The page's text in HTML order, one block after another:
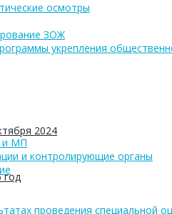
2024
год
осмотры
ЗОЖ
укрепления
и МП
и контролирующие органы
проведения специальной